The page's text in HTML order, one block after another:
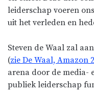
leiderschap voeren
uit het verleden en
Steven de Waal zal
(zie De Waal, Amazon
arena door de media-
publiek leiderschap